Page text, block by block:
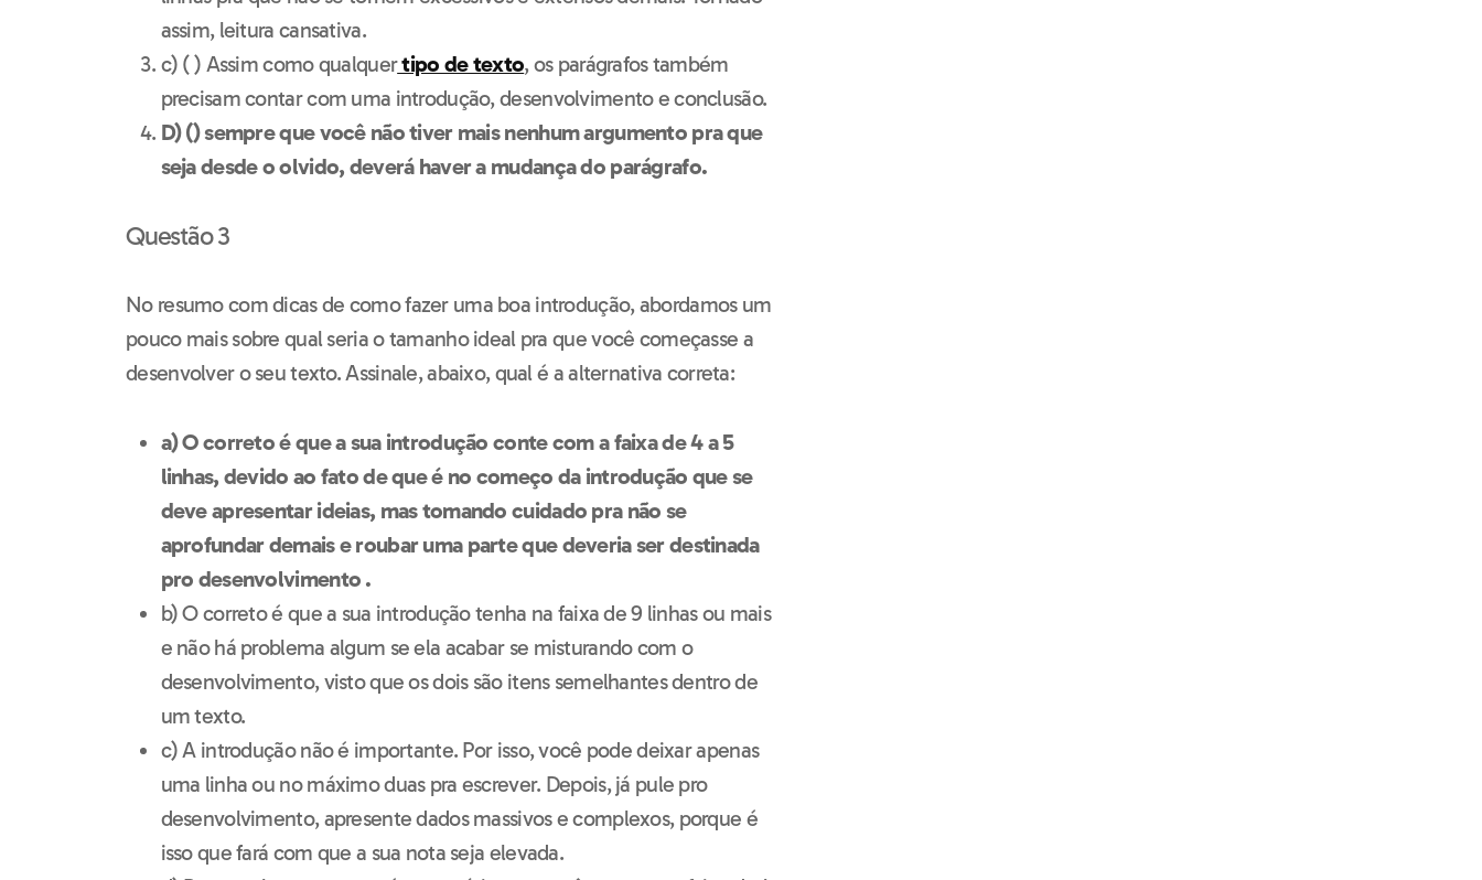
assim, leitura cansativa.
c) ( ) Assim como qualquertipo de texto, os parágrafos também
precisam contar com uma introdução, desenvolvimento e conclusão.
D) () sempre que você não tiver mais nenhum argumento pra que
seja desde o olvido, deverá haver a mudança do parágrafo.
Questão 3
No resumo com dicas de como fazer uma boa introdução, abordamos um
pouco mais sobre qual seria o tamanho ideal pra que você começasse a
desenvolver o seu texto. Assinale, abaixo, qual é a alternativa correta:
a) O correto é que a sua introdução conte com a faixa de 4 a 5
linhas, devido ao fato de que é no começo da introdução que se
deve apresentar ideias, mas tomando cuidado pra não se
aprofundar demais e roubar uma parte que deveria ser destinada
pro desenvolvimento .
b) O correto é que a sua introdução tenha na faixa de 9 linhas ou mais
e não há problema algum se ela acabar se misturando com o
desenvolvimento, visto que os dois são itens semelhantes dentro de
um texto.
c) A introdução não é importante. Por isso, você pode deixar apenas
uma linha ou no máximo duas pra escrever. Depois, já pule pro
desenvolvimento, apresente dados massivos e complexos, porque é
isso que fará com que a sua nota seja elevada.